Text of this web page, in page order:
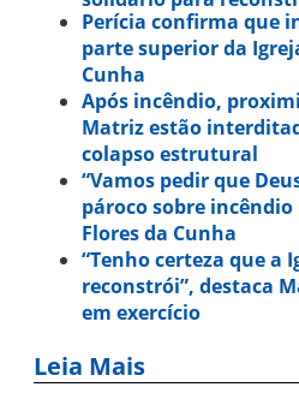
Perícia confirma que
parte superior da
Cunha
Após incêndio,
Matriz estão
colapso estrutural
“Vamos pedir que
pároco sobre
Flores da Cunha
“Tenho certeza que a
reconstrói”, destaca
em exercício
Leia Mais